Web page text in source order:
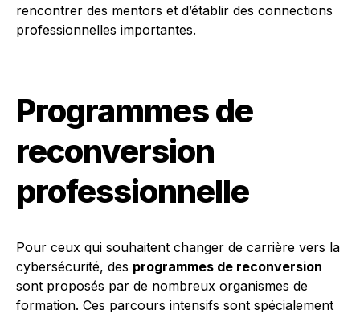
rencontrer des mentors et d’établir des connections
professionnelles importantes.
Programmes de
reconversion
professionnelle
Pour ceux qui souhaitent changer de carrière vers la
cybersécurité, des programmes de reconversion
sont proposés par de nombreux organismes de
formation. Ces parcours intensifs sont spécialement